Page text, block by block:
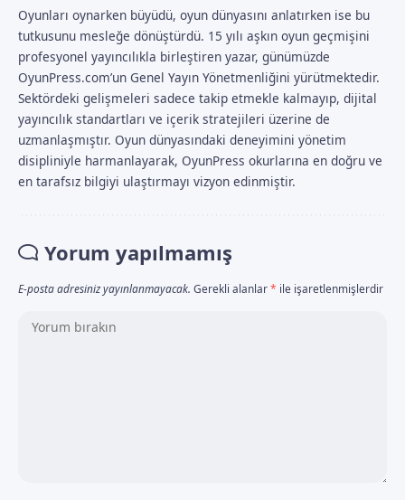
Oyunları oynarken büyüdü, oyun dünyasını anlatırken ise bu
tutkusunu mesleğe dönüştürdü. 15 yılı aşkın oyun geçmişini
profesyonel yayıncılıkla birleştiren yazar, günümüzde
OyunPress.com’un Genel Yayın Yönetmenliğini yürütmektedir.
Sektördeki gelişmeleri sadece takip etmekle kalmayıp, dijital
yayıncılık standartları ve içerik stratejileri üzerine de
uzmanlaşmıştır. Oyun dünyasındaki deneyimini yönetim
disipliniyle harmanlayarak, OyunPress okurlarına en doğru ve
en tarafsız bilgiyi ulaştırmayı vizyon edinmiştir.
Yorum yapılmamış
E-posta adresiniz yayınlanmayacak. Gerekli alanlar* ile işaretlenmişlerdir